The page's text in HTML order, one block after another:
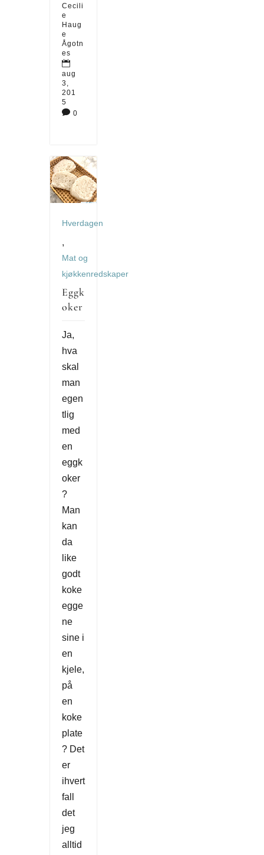
Cecili
e
Haug
e
Ågotn
es

aug
3,
201
5
 0
Hverdagen
,
Mat og
kjøkkenredskaper
Eggk
oker
Ja,
hva
skal
man
egen
tlig
med
en
eggk
oker
?
Man
kan
da
like
godt
koke
egge
ne
sine i
en
kjele,
på
en
koke
plate
? Det
er
ihvert
fall
det
jeg
alltid